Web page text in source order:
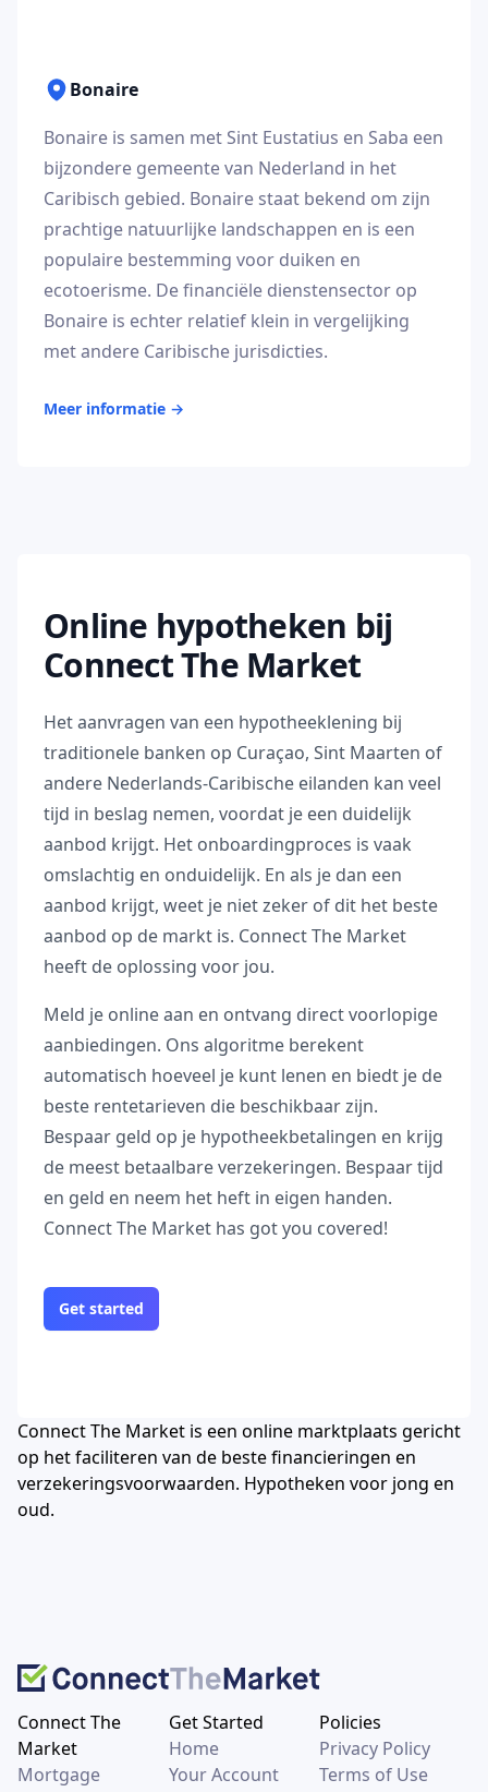
Bonaire
Bonaire is samen met Sint Eustatius en Saba een
bijzondere gemeente van Nederland in het
Caribisch gebied. Bonaire staat bekend om zijn
prachtige natuurlijke landschappen en is een
populaire bestemming voor duiken en
ecotoerisme. De financiële dienstensector op
Bonaire is echter relatief klein in vergelijking
met andere Caribische jurisdicties.
Meer informatie →
Online hypotheken bij
Connect The Market
Het aanvragen van een hypotheeklening bij
traditionele banken op Curaçao, Sint Maarten of
andere Nederlands-Caribische eilanden kan veel
tijd in beslag nemen, voordat je een duidelijk
aanbod krijgt. Het onboardingproces is vaak
omslachtig en onduidelijk. En als je dan een
aanbod krijgt, weet je niet zeker of dit het beste
aanbod op de markt is. Connect The Market
heeft de oplossing voor jou.
Meld je online aan en ontvang direct voorlopige
aanbiedingen. Ons algoritme berekent
automatisch hoeveel je kunt lenen en biedt je de
beste rentetarieven die beschikbaar zijn.
Bespaar geld op je hypotheekbetalingen en krijg
de meest betaalbare verzekeringen. Bespaar tijd
en geld en neem het heft in eigen handen.
Connect The Market has got you covered!
Get started
Connect The Market is een online marktplaats gericht
op het faciliteren van de beste financieringen en
verzekeringsvoorwaarden. Hypotheken voor jong en
oud.
Connect The
Market
Mortgage
Get Started
Home
Your Account
Policies
Privacy Policy
Terms of Use